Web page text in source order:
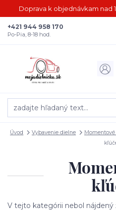
Doprava k objednávkam nad
+421 944 958 170
Po-Pia, 8-18 hod.
Úvod Vybavenie dielne
V tejto kategórii nebol nájdený